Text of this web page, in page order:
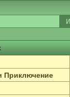
Приключение